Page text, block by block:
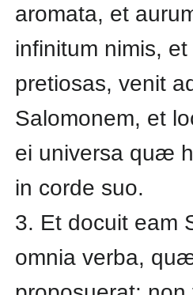
aromata, et
infinitum nimis,
pretiosas, venit
Salomonem, et
ei universa quæ
in corde suo.
3. Et docuit eam
omnia verba,